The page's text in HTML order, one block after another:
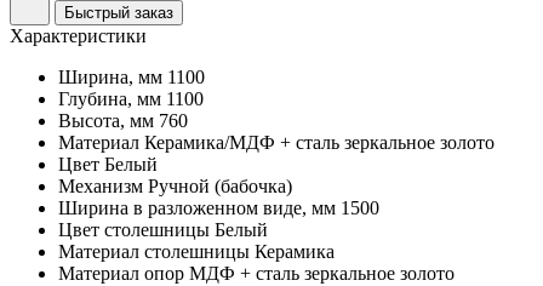
Быстрый заказ
Характеристики
Ширина, мм 1100
Глубина, мм 1100
Высота, мм 760
Материал Керамика/МДФ + сталь зеркальное золото
Цвет Белый
Механизм Ручной (бабочка)
Ширина в разложенном виде, мм 1500
Цвет столешницы Белый
Материал столешницы Керамика
Материал опор МДФ + сталь зеркальное золото